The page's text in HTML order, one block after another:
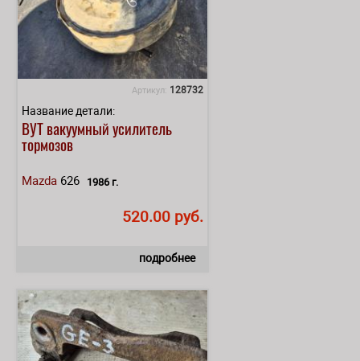
Артикул: 128732
Название детали:
ВУТ вакуумный усилитель
тормозов
Mazda 626 1986 г.
520.00 руб.
подробнее